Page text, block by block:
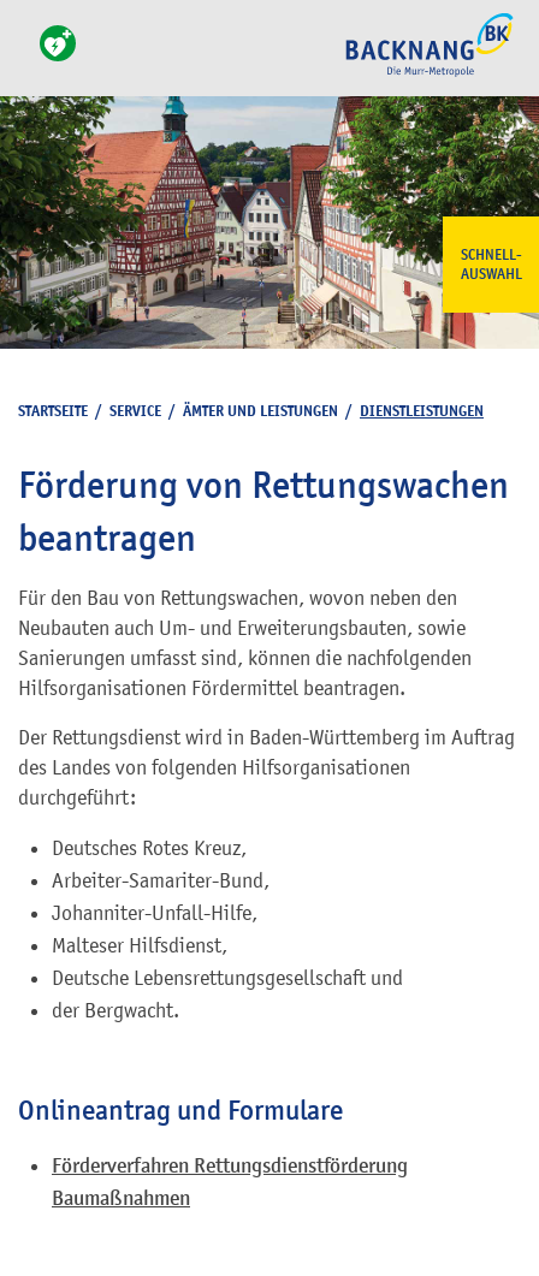
SCHNELL-
AUSWAHL
STARTSEITE / SERVICE / ÄMTER UND LEISTUNGEN / DIENSTLEISTUNGEN
Förderung von Rettungswachen
beantragen
Für den Bau von Rettungswachen, wovon neben den
Neubauten auch Um- und Erweiterungsbauten, sowie
Sanierungen umfasst sind, können die nachfolgenden
Hilfsorganisationen Fördermittel beantragen.
Der Rettungsdienst wird in Baden-Württemberg im Auftrag
des Landes von folgenden Hilfsorganisationen
durchgeführt:
Deutsches Rotes Kreuz,
Arbeiter-Samariter-Bund,
Johanniter-Unfall-Hilfe,
Malteser Hilfsdienst,
Deutsche Lebensrettungsgesellschaft und
der Bergwacht.
Onlineantrag und Formulare
Förderverfahren Rettungsdienstförderung
Baumaßnahmen